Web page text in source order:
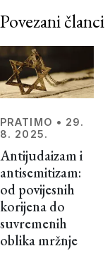
Povezani članci
PRATIMO • 29.
8. 2025.
Antijudaizam i
antisemitizam:
od povijesnih
korijena do
suvremenih
oblika mržnje